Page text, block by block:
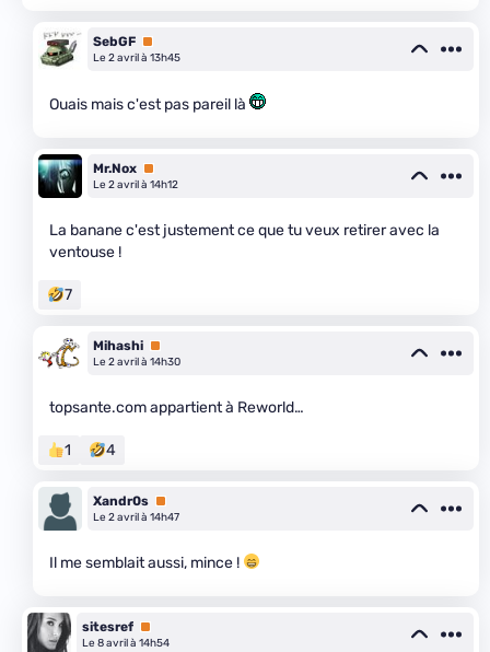
SebGF Premium
Le 2 avril à 13h45
Ouais mais c'est pas pareil là
Mr.Nox Premium
Le 2 avril à 14h12
La banane c'est justement ce que tu veux retirer avec la
ventouse !
7
Mihashi Premium
Le 2 avril à 14h30
topsante.com appartient à Reworld…
1 4
Xandr0s Premium
Le 2 avril à 14h47
Il me semblait aussi, mince !
sitesref Premium
Le 8 avril à 14h54